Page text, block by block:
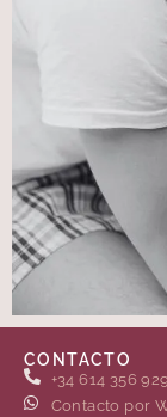
CONTACTO
+34 614 356 929
Contacto por